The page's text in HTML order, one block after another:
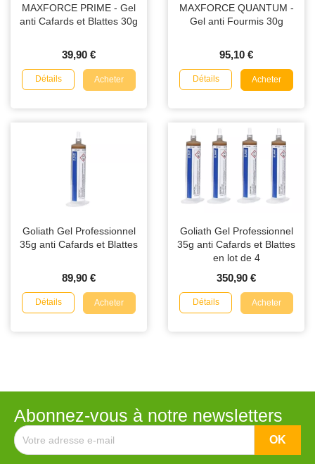
MAXFORCE PRIME - Gel
anti Cafards et Blattes 30g
39,90 €
Détails Acheter
MAXFORCE QUANTUM -
Gel anti Fourmis 30g
95,10 €
Détails Acheter
Goliath Gel Professionnel
35g anti Cafards et Blattes
89,90 €
Détails Acheter
Goliath Gel Professionnel
35g anti Cafards et Blattes
en lot de 4
350,90 €
Détails Acheter
Abonnez-vous à notre newsletters